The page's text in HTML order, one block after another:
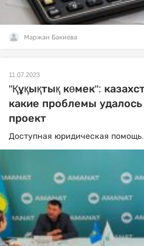
Маржан Бакиева
11.07.2023
"Құқықтық көмек":
какие проблемы
проект
Доступная юридическая помощь.